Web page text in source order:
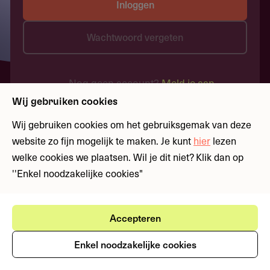
Inloggen
Wachtwoord vergeten
Nog geen account?Meld je aan
Wij gebruiken cookies
Wij gebruiken cookies om het gebruiksgemak van deze
website zo fijn mogelijk te maken. Je kunt hier lezen
welke cookies we plaatsen. Wil je dit niet? Klik dan op
''Enkel noodzakelijke cookies"
Accepteren
Enkel noodzakelijke cookies